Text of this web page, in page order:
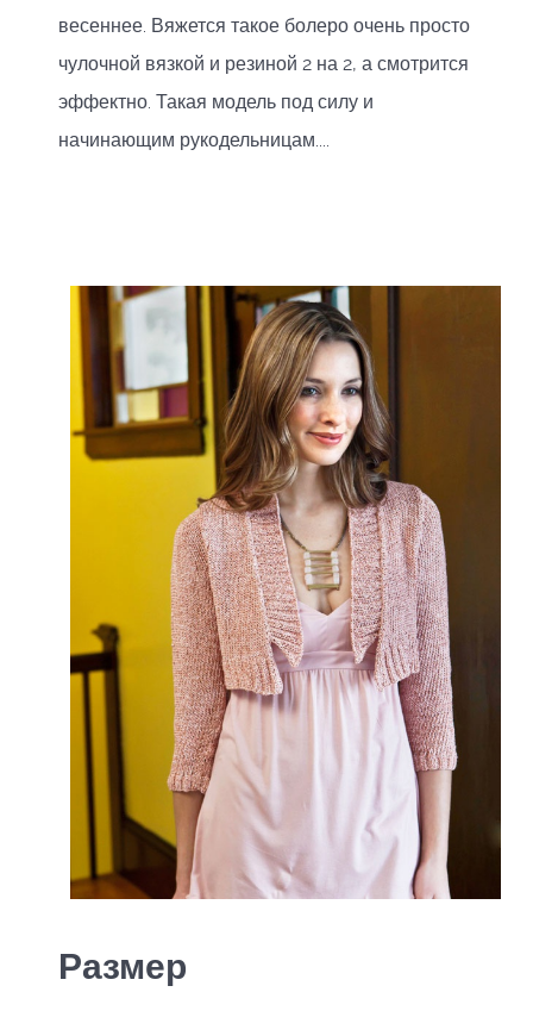
весеннее. Вяжется такое болеро очень просто
чулочной вязкой и резиной 2 на 2, а смотрится
эффектно. Такая модель под силу и
начинающим рукодельницам....
Размер